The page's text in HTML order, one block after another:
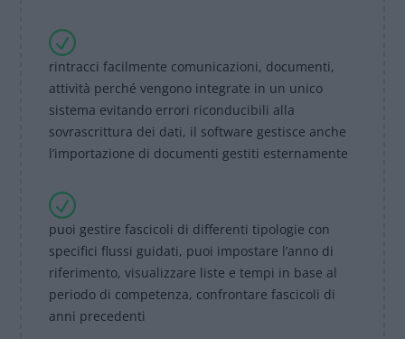
rintracci facilmente comunicazioni, documenti,
attività perché vengono integrate in un unico
sistema evitando errori riconducibili alla
sovrascrittura dei dati, il software gestisce anche
l’importazione di documenti gestiti esternamente
puoi gestire fascicoli di differenti tipologie con
specifici flussi guidati, puoi impostare l’anno di
riferimento, visualizzare liste e tempi in base al
periodo di competenza, confrontare fascicoli di
anni precedenti